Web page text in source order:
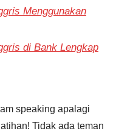
Menggunakan
di Bank Lengkap
speaking apalagi
Tidak ada teman